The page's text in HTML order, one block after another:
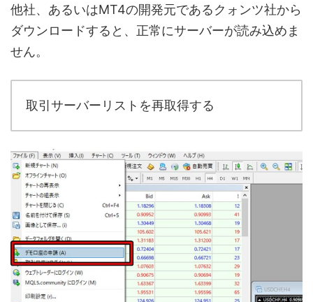
他社、あるいはMT4の開発元であるクォンツ社から
ダウンロードすると、正常にサーバーが読み込めま
せん。
取引サーバーリストを再取得する